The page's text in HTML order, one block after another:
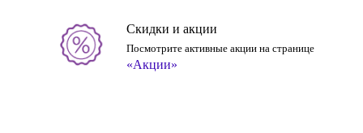
Скидки и акции
Посмотрите активные акции на странице
«Акции»